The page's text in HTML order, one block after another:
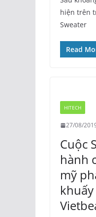
hiện trên
Sweater
Read
HITECH
27/08/
Cuộc
hành
mỹ